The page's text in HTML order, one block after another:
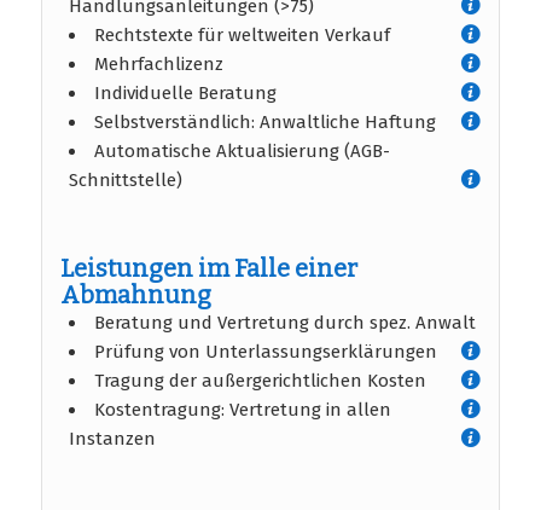
Handlungsanleitungen (>75)
Rechtstexte für weltweiten Verkauf
Mehrfachlizenz
Individuelle Beratung
Selbstverständlich: Anwaltliche Haftung
Automatische Aktualisierung (AGB-
Schnittstelle)
Leistungen im Falle einer
Abmahnung
Beratung und Vertretung durch spez. Anwalt
Prüfung von Unterlassungserklärungen
Tragung der außergerichtlichen Kosten
Kostentragung: Vertretung in allen
Instanzen